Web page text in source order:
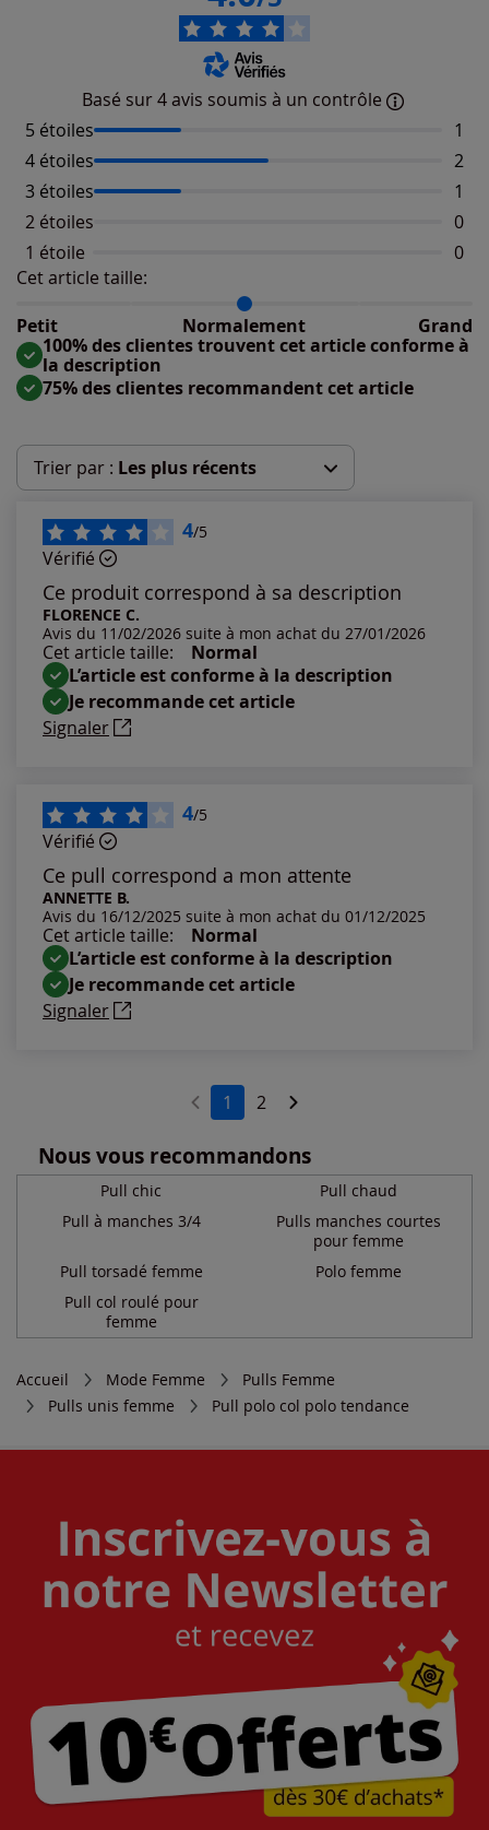
Basé sur 4 avis soumis à un contrôle
5 étoiles
1
4 étoiles
2
3 étoiles
1
2 étoiles
0
1 étoile
0
Cet article taille:
Petit
Normalement Grand
Répartition du taillant selon les avis clients
Taille normalement : 100%
Taille grand : 0%
100% des clientes trouvent cet article conforme à
la description
75% des clientes recommandent cet article
Trier par : Les plus récents
Les plus récents
Les plus anciens
Notes les plus élevées
Notes les plus basses
4/5
Vérifié
Ce produit correspond à sa description
FLORENCE C.
Avis du 11/02/2026 suite à mon achat du 27/01/2026
Cet article taille:
Normal
L’article est conforme à la description
Je recommande cet article
Signaler
4/5
Vérifié
Ce pull correspond a mon attente
ANNETTE B.
Avis du 16/12/2025 suite à mon achat du 01/12/2025
Cet article taille:
Normal
L’article est conforme à la description
Je recommande cet article
Signaler
1 2
Nous vous recommandons
Pull chic
Pull à manches 3/4
Pull chaud
Pulls manches courtes
pour femme
Pull torsadé femme
Pull col roulé pour
femme
Polo femme
Accueil Mode Femme
Pulls Femme
Pulls unis femme
Pull polo col polo tendance